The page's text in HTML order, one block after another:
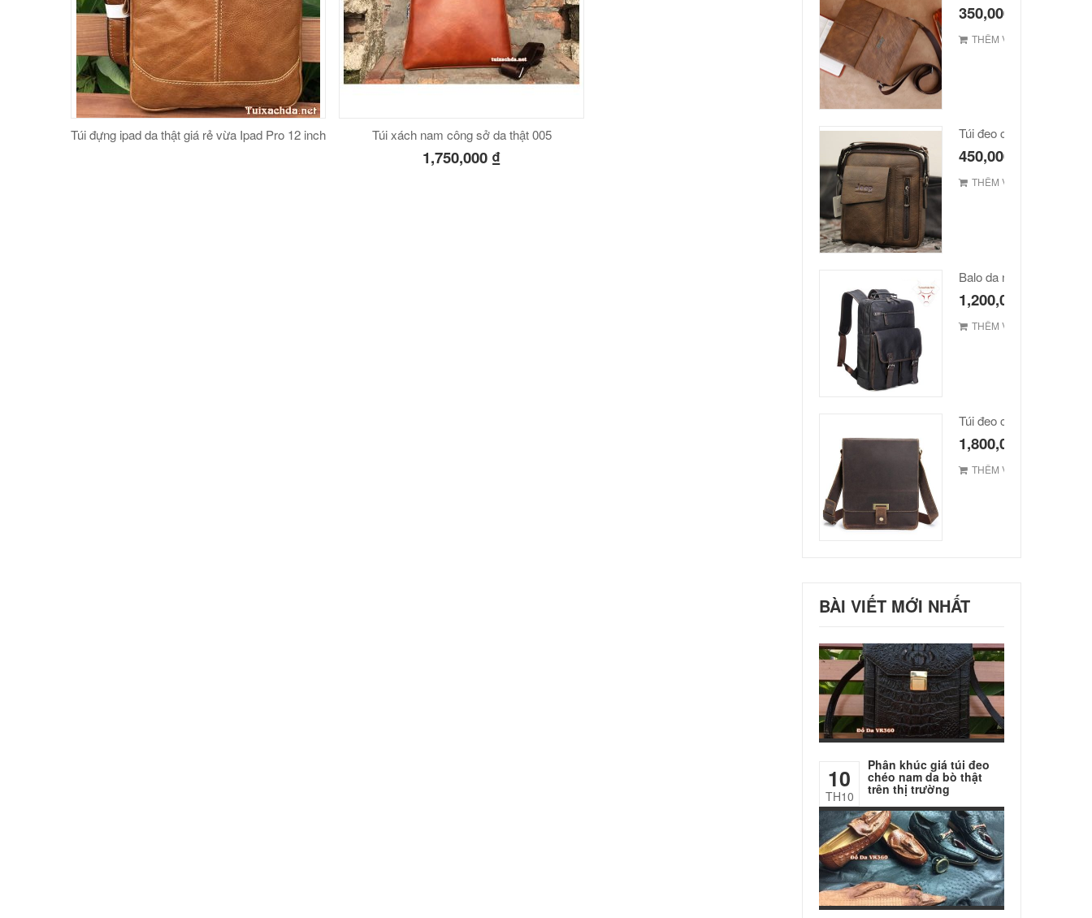
Túi đựng ipad da thật giá rẻ vừa Ipad Pro 12 inch Túi xách nam công sở da thật 005
1,750,000 ₫
350,000
THÊM VÀO GIỎ
Túi đeo chéo Jeep giá rẻ
450,000
THÊM VÀO GIỎ
Balo da nam hàn quốc
1,200,000
THÊM VÀO GIỎ
1,800,000
THÊM VÀO GIỎ
BÀI VIẾT MỚI NHẤT
10
TH10
Phân khúc giá túi đeo
chéo nam da bò thật
trên thị trường